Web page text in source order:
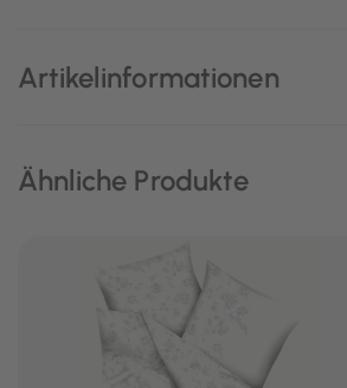
Artikelinformationen